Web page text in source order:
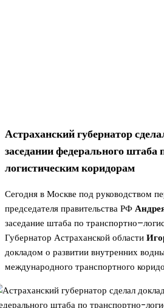
Астраханский губернатор
заседании федерального штаба
логистическим коридорам
Сегодня в Москве под руководством
председателя правительства РФ
заседание штаба по
Губернатор Астраханской области
докладом о развитии внутренних
международного транспортного